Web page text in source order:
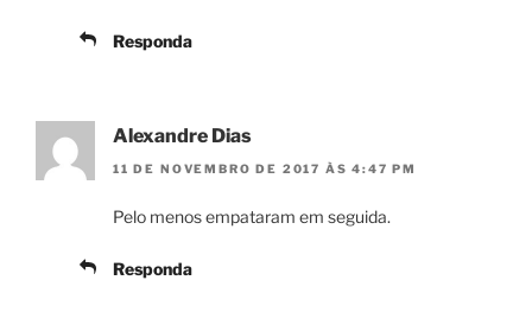
Responda
Alexandre Dias
11 DE NOVEMBRO DE 2017 ÀS 4:47 PM
Pelo menos empataram em seguida.
Responda